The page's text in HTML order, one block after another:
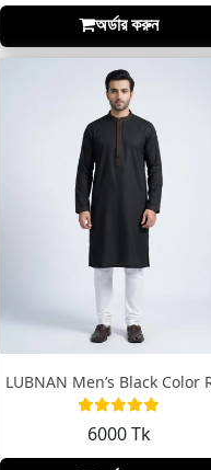
অর্ডার করুন
6000 Tk